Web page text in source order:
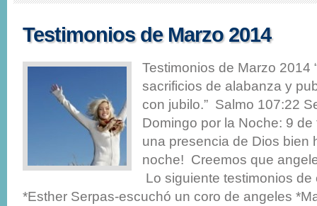
Testimonios de Marzo 2014
Testimonios de Marzo 2014
sacrificios de alabanza y
con jubilo.” Salmo 107:22
Domingo por la Noche: 9
una presencia de Dios bien
noche! Creemos que
Lo siguiente testimonios de
*Esther Serpas-escuchó un coro de angeles